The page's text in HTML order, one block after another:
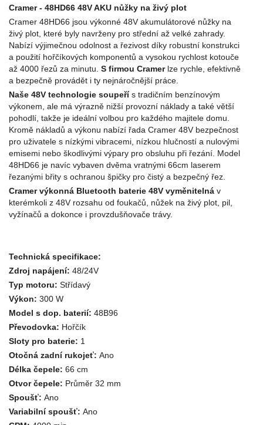
Cramer - 48HD66 48V AKU nůžky na živý plot
Cramer 48HD66 jsou výkonné 48V akumulátorové nůžky na
živý plot, které byly navrženy pro střední až velké zahrady.
Nabízí výjimečnou odolnost a řezivost díky robustní konstrukci
a použití hořčíkových komponentů a vysokou rychlost kotouče
až 4000 řezů za minutu. S firmou Cramerlze rychle, efektivně
a bezpečně provádět i ty nejnáročnější práce.
Naše 48V technologie soupeřís tradičním benzínovým
výkonem, ale má výrazně nižší provozní náklady a také větší
pohodlí, takže je ideální volbou pro každého majitele domu.
Kromě nákladů a výkonu nabízí řada Cramer 48V bezpečnost
pro uživatele s nízkými vibracemi, nízkou hlučností a nulovými
emisemi nebo škodlivými výpary pro obsluhu při řezání. Model
48HD66 je navíc vybaven dvěma vratnými 66cm laserem
řezanými břity s ochranou špičky pro čistý a bezpečný řez.
Cramer výkonná Bluetooth baterie 48V vyměnitelná v
kterémkoli z 48V rozsahu od foukačů, nůžek na živý plot, pil,
vyžínačů a dokonce i provzdušňovače trávy.
Technická specifikace:
Zdroj napájení: 48/24V
Typ motoru: Střídavý
Výkon: 300 W
Model s dop. baterií: 48B96
Převodovka: Hořčík
Sloty pro baterie: 1
Otočná zadní rukojeť: Ano
Délka čepele: 66 cm
Otvor čepele: Průměr 32 mm
Spoušť: Ano
Variabilní spoušť: Ano